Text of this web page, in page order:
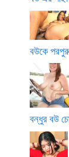
বউকে
বন্ধুর বউ